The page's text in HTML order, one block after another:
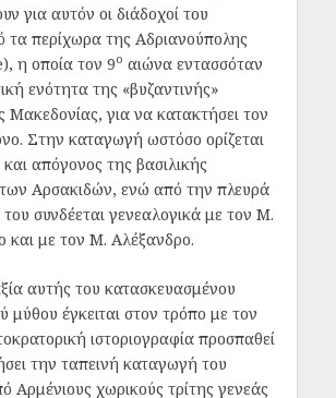
για αυτόν οι διάδοχοί του
τα περίχωρα της Αδριανούπολης
η οποία τον 9ο αιώνα εντασσόταν
ενότητα της «βυζαντινής»
Μακεδονίας, για να κατακτήσει τον
Στην καταγωγή ωστόσο ορίζεται
απόγονος της βασιλικής
των Αρσακιδών, ενώ από την πλευρά
συνδέεται γενεαλογικά με τον Μ.
και με τον Μ. Αλέξανδρο.
αυτής του κατασκευασμένου
μύθου έγκειται στον τρόπο με τον
ιστοριογραφία προσπαθεί
την ταπεινή καταγωγή του
Αρμένιους χωρικούς τρίτης γενεάς